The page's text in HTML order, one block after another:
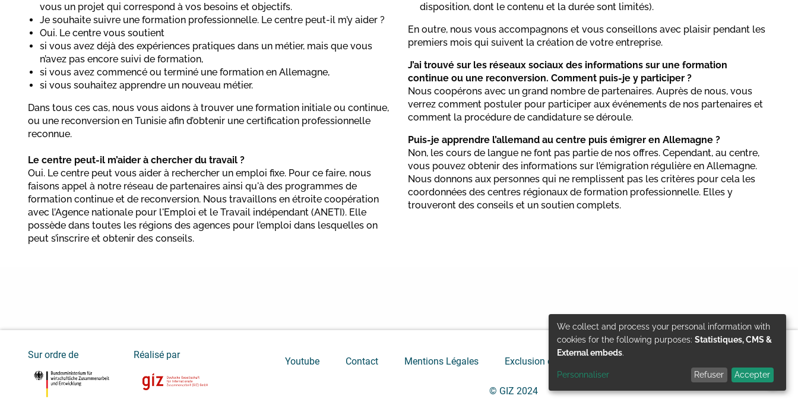
vous un projet qui correspond à vos besoins et objectifs.
Je souhaite suivre une formation professionnelle. Le centre peut-il m’y aider ?
Oui. Le centre vous soutient
si vous avez déjà des expériences pratiques dans un métier, mais que vous
n’avez pas encore suivi de formation,
si vous avez commencé ou terminé une formation en Allemagne,
si vous souhaitez apprendre un nouveau métier.
Dans tous ces cas, nous vous aidons à trouver une formation initiale ou continue,
ou une reconversion en Tunisie afin d’obtenir une certification professionnelle
reconnue.
Le centre peut-il m’aider à chercher du travail ?
Oui. Le centre peut vous aider à rechercher un emploi fixe. Pour ce faire, nous
faisons appel à notre réseau de partenaires ainsi qu'à des programmes de
formation continue et de reconversion. Nous travaillons en étroite coopération
avec l’Agence nationale pour l'Emploi et le Travail indépendant (ANETI). Elle
possède dans toutes les régions des agences pour l’emploi dans lesquelles on
peut s’inscrire et obtenir des conseils.
disposition, dont le contenu et la durée sont limités).
En outre, nous vous accompagnons et vous conseillons avec plaisir pendant les
premiers mois qui suivent la création de votre entreprise.
J’ai trouvé sur les réseaux sociaux des informations sur une formation
continue ou une reconversion. Comment puis-je y participer ?
Nous coopérons avec un grand nombre de partenaires. Auprès de nous, vous
verrez comment postuler pour participer aux événements de nos partenaires et
comment la procédure de candidature se déroule.
Puis-je apprendre l’allemand au centre puis émigrer en Allemagne ?
Non, les cours de langue ne font pas partie de nos offres. Cependant, au centre,
vous pouvez obtenir des informations sur l’émigration régulière en Allemagne.
Nous donnons aux personnes qui ne remplissent pas les critères pour cela les
coordonnées des centres régionaux de formation professionnelle. Elles y
trouveront des conseils et un soutien complets.
Sur ordre de Réalisé par
Youtube Contact Mentions Légales Exclusion de responsabilité
© GIZ 2024
Use
of
personal
We collect and process your personal information with
cookies for the following purposes: Statistiques, CMS &
External embeds.
Personnaliser Refuser Accepter